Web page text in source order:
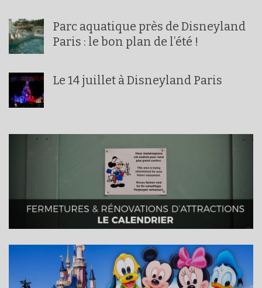
Parc aquatique près de Disneyland
Paris : le bon plan de l’été !
Le 14 juillet à Disneyland Paris